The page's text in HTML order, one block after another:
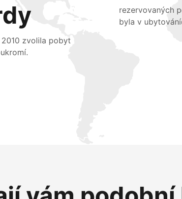
zvolila pobyt
rezervovaných
byla v
už dnes